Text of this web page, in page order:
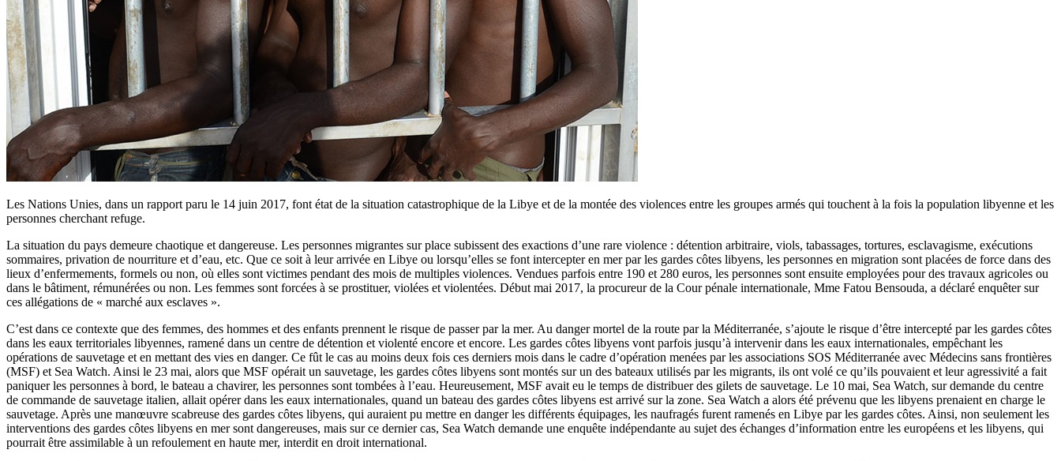
Les Nations Unies, dans un rapport paru le 14 juin 2017, font état de la situation catastrophique de la Libye et de la montée des violences entre les groupes armés qui touchent à la fois la population libyenne et les
personnes cherchant refuge.
La situation du pays demeure chaotique et dangereuse. Les personnes migrantes sur place subissent des exactions d’une rare violence : détention arbitraire, viols, tabassages, tortures, esclavagisme, exécutions
sommaires, privation de nourriture et d’eau, etc. Que ce soit à leur arrivée en Libye ou lorsqu’elles se font intercepter en mer par les gardes côtes libyens, les personnes en migration sont placées de force dans des
lieux d’enfermements, formels ou non, où elles sont victimes pendant des mois de multiples violences. Vendues parfois entre 190 et 280 euros, les personnes sont ensuite employées pour des travaux agricoles ou
dans le bâtiment, rémunérées ou non. Les femmes sont forcées à se prostituer, violées et violentées. Début mai 2017, la procureur de la Cour pénale internationale, Mme Fatou Bensouda, a déclaré enquêter sur
ces allégations de « marché aux esclaves ».
C’est dans ce contexte que des femmes, des hommes et des enfants prennent le risque de passer par la mer. Au danger mortel de la route par la Méditerranée, s’ajoute le risque d’être intercepté par les gardes côtes
dans les eaux territoriales libyennes, ramené dans un centre de détention et violenté encore et encore. Les gardes côtes libyens vont parfois jusqu’à intervenir dans les eaux internationales, empêchant les
opérations de sauvetage et en mettant des vies en danger. Ce fût le cas au moins deux fois ces derniers mois dans le cadre d’opération menées par les associations SOS Méditerranée avec Médecins sans frontières
(MSF) et Sea Watch. Ainsi le 23 mai, alors que MSF opérait un sauvetage, les gardes côtes libyens sont montés sur un des bateaux utilisés par les migrants, ils ont volé ce qu’ils pouvaient et leur agressivité a fait
paniquer les personnes à bord, le bateau a chavirer, les personnes sont tombées à l’eau. Heureusement, MSF avait eu le temps de distribuer des gilets de sauvetage. Le 10 mai, Sea Watch, sur demande du centre
de commande de sauvetage italien, allait opérer dans les eaux internationales, quand un bateau des gardes côtes libyens est arrivé sur la zone. Sea Watch a alors été prévenu que les libyens prenaient en charge le
sauvetage. Après une manœuvre scabreuse des gardes côtes libyens, qui auraient pu mettre en danger les différents équipages, les naufragés furent ramenés en Libye par les gardes côtes. Ainsi, non seulement les
interventions des gardes côtes libyens en mer sont dangereuses, mais sur ce dernier cas, Sea Watch demande une enquête indépendante au sujet des échanges d’information entre les européens et les libyens, qui
pourrait être assimilable à un refoulement en haute mer, interdit en droit international.